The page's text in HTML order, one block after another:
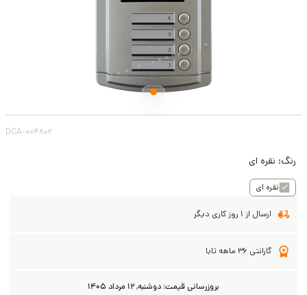
DCA-004802
رنگ: نقره ای
نقره ای
ارسال از 1 روز کاری دیگر
گارانتی 36 ماهه تابا
بروزرسانی قیمت: دوشنبه, 12 مرداد 1405